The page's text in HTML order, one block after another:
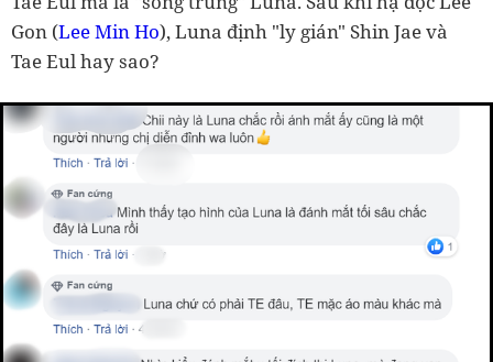
Gon (Lee Min Ho), Luna định "ly gián" Shin Jae và
Tae Eul hay sao?